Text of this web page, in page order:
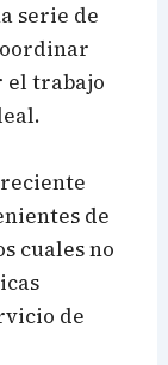
serie de
el trabajo
de
cuales no
de